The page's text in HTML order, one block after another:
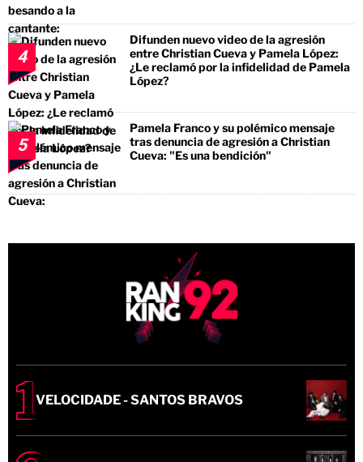
4
Difunden nuevo video de la agresión
entre Christian Cueva y Pamela López:
¿Le reclamó por la infidelidad de Pamela
López?
5
Pamela Franco y su polémico mensaje
tras denuncia de agresión a Christian
Cueva: "Es una bendición"
VELOCIDADE - SANTOS BRAVOS